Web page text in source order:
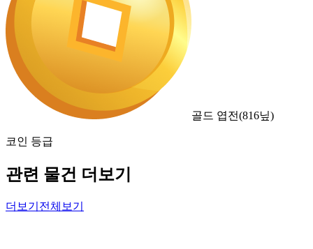
골드 엽전(816닢)
코인 등급
관련 물건 더보기
더보기 전체보기